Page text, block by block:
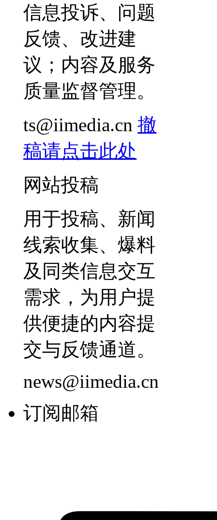
信息投诉、问题
反馈、改进建
议；内容及服务
质量监督管理。
ts@iimedia.cn 撤
稿请点击此处
网站投稿
用于投稿、新闻
线索收集、爆料
及同类信息交互
需求，为用户提
供便捷的内容提
交与反馈通道。
news@iimedia.cn
订阅邮箱